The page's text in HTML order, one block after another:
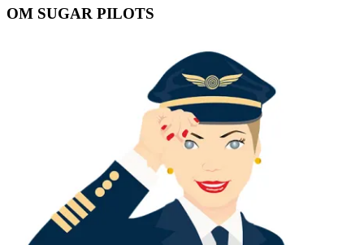
OM SUGAR PILOTS